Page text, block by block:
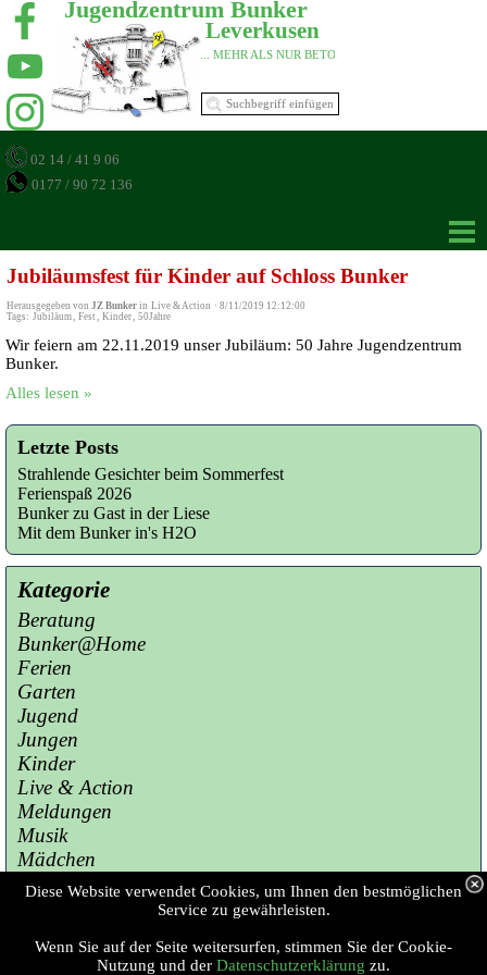
Jugendzentrum Bunker
... MEHR ALS NUR BETON
02 14 / 41 9 06
0177 / 90 72 136
Leverkusen
Jubiläumsfest für Kinder auf Schloss Bunker
Herausgegeben von JZ Bunker in Live & Action · 8/11/2019 12:12:00
Tags: Jubiläum, Fest , Kinder, 50Jahre
Wir feiern am 22.11.2019 unser Jubiläum: 50 Jahre Jugendzentrum
Bunker.
Alles lesen »
Letzte Posts
Strahlende Gesichter beim Sommerfest
Ferienspaß 2026
Bunker zu Gast in der Liese
Mit dem Bunker in's H2O
Kategorie
Beratung
Bunker@Home
Ferien
Garten
Jugend
Jungen
Kinder
Live & Action
Meldungen
Musik
Mädchen
Presse
Copyright © 2023 Jugendzentrum Bunker
Diese Website verwendet Cookies, um Ihnen den bestmöglichen
Service zu gewährleisten.
Wenn Sie auf der Seite weitersurfen, stimmen Sie der Cookie-
Nutzung und der Datenschutzerklärung zu.